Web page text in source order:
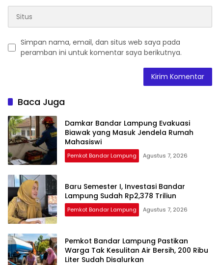
Simpan nama, email, dan situs web saya pada
peramban ini untuk komentar saya berikutnya.
Baca Juga
Damkar Bandar Lampung Evakuasi
Biawak yang Masuk Jendela Rumah
Mahasiswi
Pemkot Bandar Lampung Agustus 7, 2026
Baru Semester I, Investasi Bandar
Lampung Sudah Rp2,378 Triliun
Pemkot Bandar Lampung Agustus 7, 2026
Pemkot Bandar Lampung Pastikan
Warga Tak Kesulitan Air Bersih, 200 Ribu
Liter Sudah Disalurkan